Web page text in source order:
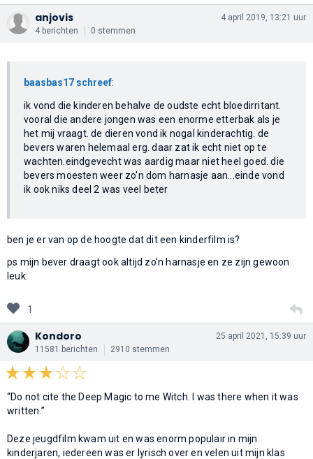
anjovis
4 berichten 0 stemmen
4 april 2019, 13:21 uur
baasbas17 schreef:
ik vond die kinderen behalve de oudste echt bloedirritant.
vooral die andere jongen was een enorme etterbak als je
het mij vraagt. de dieren vond ik nogal kinderachtig. de
bevers waren helemaal erg. daar zat ik echt niet op te
wachten.eindgevecht was aardig maar niet heel goed. die
bevers moesten weer zo'n dom harnasje aan...einde vond
ik ook niks deel 2 was veel beter
ben je er van op de hoogte dat dit een kinderfilm is?
ps mijn bever draagt ook altijd zo'n harnasje en ze zijn gewoon
leuk.
1
Kondoro
11581 berichten 2910 stemmen
25 april 2021, 15:39 uur
“Do not cite the Deep Magic to me Witch. I was there when it was
written.”
Deze jeugdfilm kwam uit en was enorm populair in mijn
kinderjaren, iedereen was er lyrisch over en velen uit mijn klas